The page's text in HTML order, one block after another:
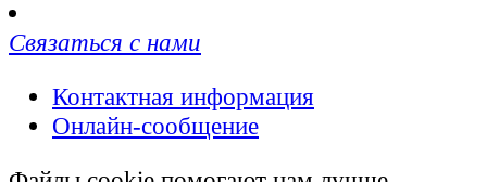
Связаться с нами
Контактная информация
Онлайн-сообщение